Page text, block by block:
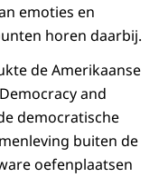
emoties en
horen daarbij.
de Amerikaanse
and
democratische
buiten de
oefenplaatsen